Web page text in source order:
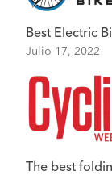
Best Electric
Julio 17, 2022
The best